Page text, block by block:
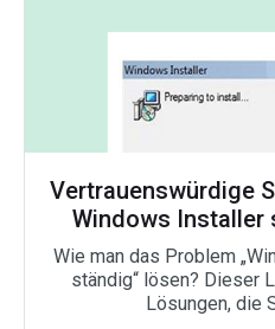
Vertrauenswürdige
Windows Installer
Wie man das Problem
ständig“ lösen? Dieser
Lösungen, die